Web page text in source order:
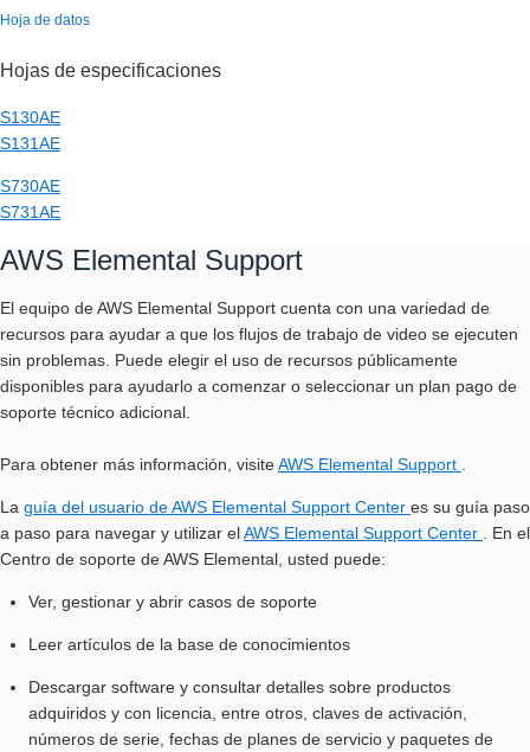
Hoja de datos
Hojas de especificaciones
S130AE
S131AE
S730AE
S731AE
AWS Elemental Support
El equipo de AWS Elemental Support cuenta con una variedad de
recursos para ayudar a que los flujos de trabajo de video se ejecuten
sin problemas. Puede elegir el uso de recursos públicamente
disponibles para ayudarlo a comenzar o seleccionar un plan pago de
soporte técnico adicional.
Para obtener más información, visiteAWS Elemental Support
La guía del usuario de AWS Elemental Support Center es su guía paso
a paso para navegar y utilizar elAWS Elemental Support Center
. En el
Centro de soporte de AWS Elemental, usted puede:
Ver, gestionar y abrir casos de soporte
Leer artículos de la base de conocimientos
Descargar software y consultar detalles sobre productos
adquiridos y con licencia, entre otros, claves de activación,
números de serie, fechas de planes de servicio y paquetes de